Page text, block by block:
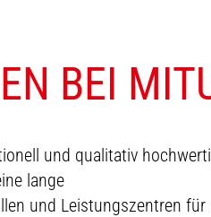
BEI
und qualitativ
lange
und Leistungszentren